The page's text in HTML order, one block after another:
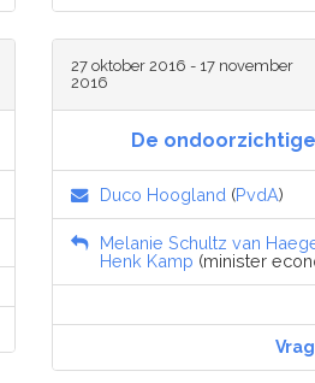
27 oktober 2016 - 17 november
2016
De
Duco Hoogland (PvdA)
Melanie Schultz van
Henk Kamp (minister